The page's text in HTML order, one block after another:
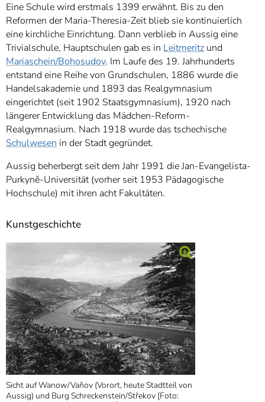
Eine Schule wird erstmals 1399 erwähnt. Bis zu den
Reformen der Maria-Theresia-Zeit blieb sie kontinuierlich
eine kirchliche Einrichtung. Dann verblieb in Aussig eine
Trivialschule, Hauptschulen gab es in Leitmeritz und
Mariaschein/Bohosudov. Im Laufe des 19. Jahrhunderts
entstand eine Reihe von Grundschulen, 1886 wurde die
Handelsakademie und 1893 das Realgymnasium
eingerichtet (seit 1902 Staatsgymnasium), 1920 nach
längerer Entwicklung das Mädchen-Reform-
Realgymnasium. Nach 1918 wurde das tschechische
Schulwesen in der Stadt gegründet.
Aussig beherbergt seit dem Jahr 1991 die Jan-Evangelista-
Purkyně-Universität (vorher seit 1953 Pädagogische
Hochschule) mit ihren acht Fakultäten.
Kunstgeschichte
Sicht auf Wanow/Vaňov (Vorort, heute Stadtteil von
Aussig) und Burg Schreckenstein/Střekov [Foto: